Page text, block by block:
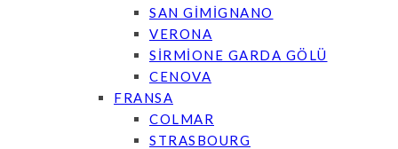
SAN GİMİGNANO
VERONA
SİRMİONE GARDA GÖLÜ
CENOVA
FRANSA
COLMAR
STRASBOURG